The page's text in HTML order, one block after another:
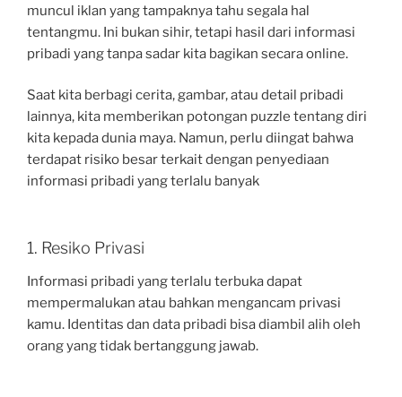
muncul iklan yang tampaknya tahu segala hal
tentangmu. Ini bukan sihir, tetapi hasil dari informasi
pribadi yang tanpa sadar kita bagikan secara online.
Saat kita berbagi cerita, gambar, atau detail pribadi
lainnya, kita memberikan potongan puzzle tentang diri
kita kepada dunia maya. Namun, perlu diingat bahwa
terdapat risiko besar terkait dengan penyediaan
informasi pribadi yang terlalu banyak
1. Resiko Privasi
Informasi pribadi yang terlalu terbuka dapat
mempermalukan atau bahkan mengancam privasi
kamu. Identitas dan data pribadi bisa diambil alih oleh
orang yang tidak bertanggung jawab.